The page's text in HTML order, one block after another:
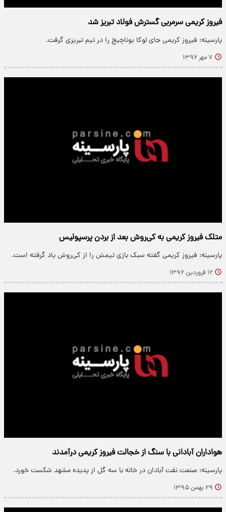
فیروز کریمی سرمربی گسترش فولاد تبریز شد
پارسینه: فیروز کریمی جای لوکا بوناچیچ را در تیم تبریزی گرفت.
۷ مهر ۱۳۹۶
متلک فیروز کریمی به کی‌روش بعد از بردن پرسپولیس
پارسینه: فیروز کریمی گفته سبک بازی تیمش را از کی‌روش یاد گرفته است.
۱۲ فروردین ۱۳۹۶
هواداران آبادانی با سنگ از خجالت فیروز کریمی درآمدند
پارسینه: صنعت نفت آبادان در خانه با سه گل از پدیده مشهد شکست خورد.
۲۹ بهمن ۱۳۹۵